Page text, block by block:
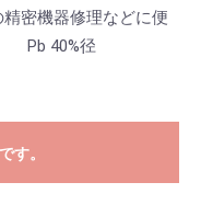
密機器修理などに便
Pb 40%径
す。